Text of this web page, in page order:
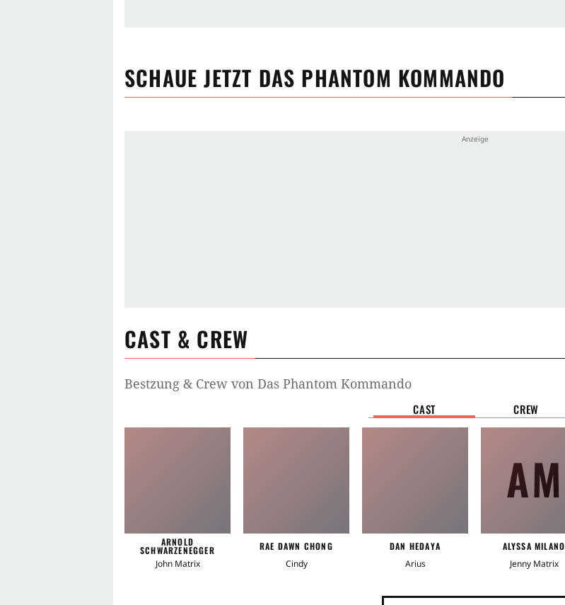
SCHAUE JETZT DAS PHANTOM KOMMANDO
CAST & CREW
Bestzung & Crew von Das Phantom Kommando
CAST CREW
ARNOLD
SCHWARZENEGGER
John Matrix
RAE DAWN CHONG
Cindy
DAN HEDAYA
Arius
AM
ALYSSA MILANO
Jenny Matrix